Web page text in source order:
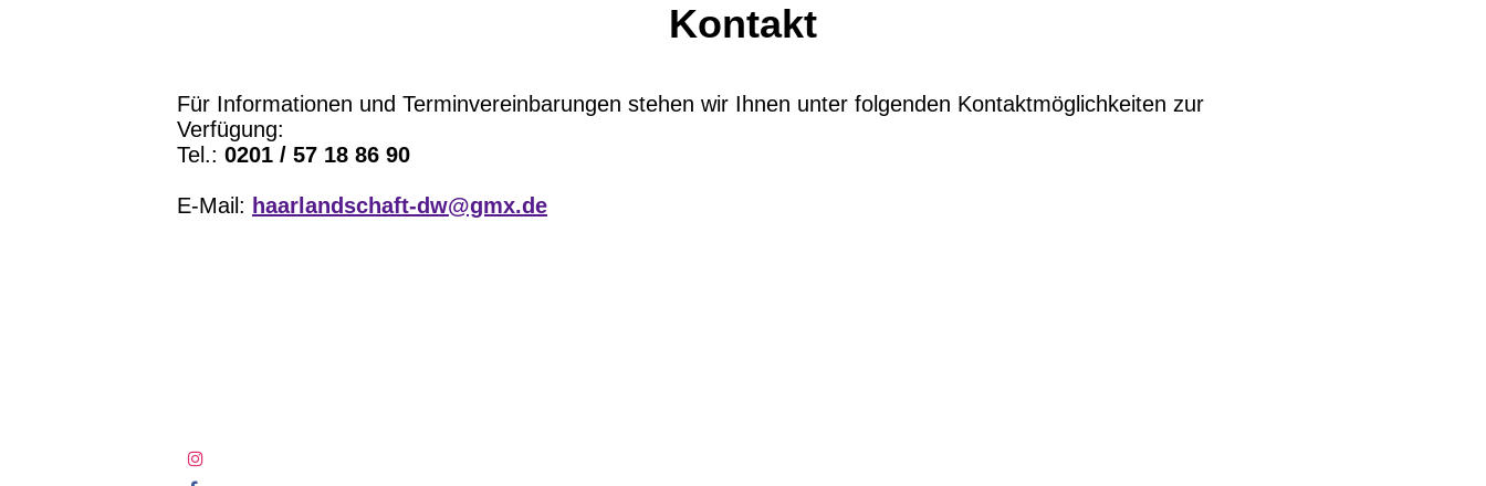
Kontakt
Für Informationen und Terminvereinbarungen stehen wir Ihnen unter folgenden Kontaktmöglichkeiten zur
Verfügung:
Tel.: 0201 / 57 18 86 90
E-Mail: haarlandschaft-dw@gmx.de